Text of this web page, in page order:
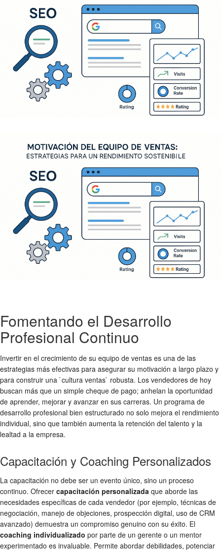
Fomentando el Desarrollo
Profesional Continuo
Invertir en el crecimiento de su equipo de ventas es una de las
estrategias más efectivas para asegurar su motivación a largo plazo y
para construir una `cultura ventas` robusta. Los vendedores de hoy
buscan más que un simple cheque de pago; anhelan la oportunidad
de aprender, mejorar y avanzar en sus carreras. Un programa de
desarrollo profesional bien estructurado no solo mejora el rendimiento
individual, sino que también aumenta la retención del talento y la
lealtad a la empresa.
Capacitación y Coaching Personalizados
La capacitación no debe ser un evento único, sino un proceso
continuo. Ofrecer capacitación personalizada que aborde las
necesidades específicas de cada vendedor (por ejemplo, técnicas de
negociación, manejo de objeciones, prospección digital, uso de CRM
avanzado) demuestra un compromiso genuino con su éxito. El
coaching individualizado por parte de un gerente o un mentor
experimentado es invaluable. Permite abordar debilidades, potenciar